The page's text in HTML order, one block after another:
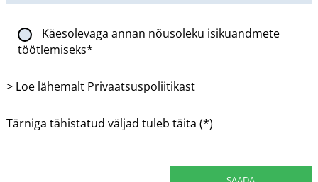
Käesolevaga annan nõusoleku isikuandmete
töötlemiseks*
> Loe lähemalt Privaatsuspoliitikast
Tärniga tähistatud väljad tuleb täita (*)